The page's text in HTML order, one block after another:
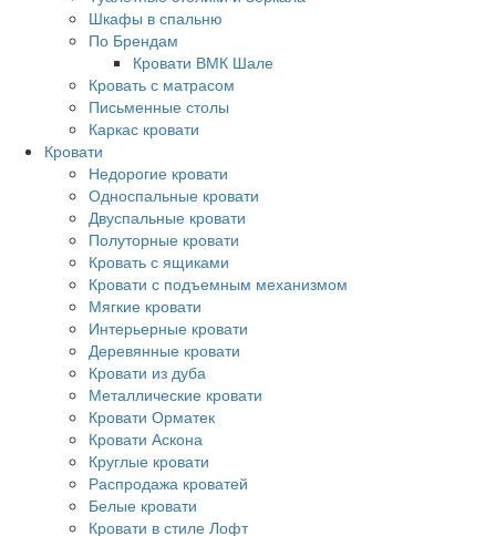
Шкафы в спальню
По Брендам
Кровати ВМК Шале
Кровать с матрасом
Письменные столы
Каркас кровати
Кровати
Недорогие кровати
Односпальные кровати
Двуспальные кровати
Полуторные кровати
Кровать с ящиками
Кровати с подъемным механизмом
Мягкие кровати
Интерьерные кровати
Деревянные кровати
Кровати из дуба
Металлические кровати
Кровати Орматек
Кровати Аскона
Круглые кровати
Распродажа кроватей
Белые кровати
Кровати в стиле Лофт